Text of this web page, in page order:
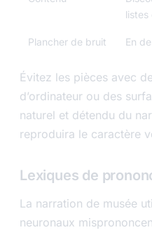
listes
Plancher de bruit En
Évitez les pièces avec
d’ordinateur ou des
naturel et détendu du
reproduira le caractère
Lexiques de
La narration de musée
neuronaux